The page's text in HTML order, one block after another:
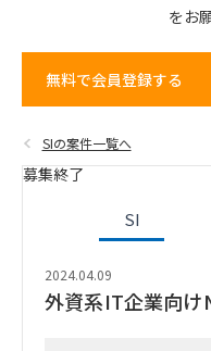
をお
無料で会員登録する
SIの案件一覧へ
募集終了
SI
2024.04.09
外資系IT企業向け